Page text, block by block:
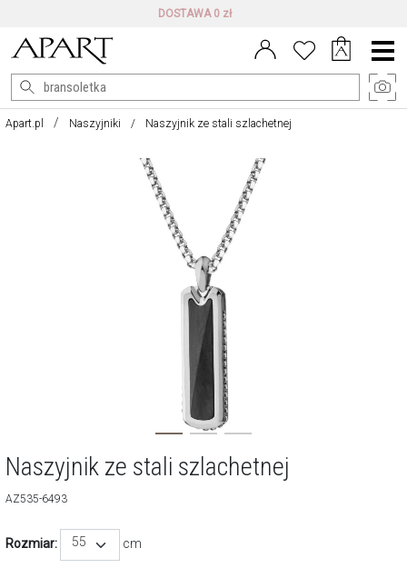
DARMOWE ZWROTY DO 100 DNI
Menu
główne
Apart.pl Naszyjniki Naszyjnik ze stali szlachetnej
Naszyjnik ze stali szlachetnej
AZ535-6493
Rozmiar: 55 cm